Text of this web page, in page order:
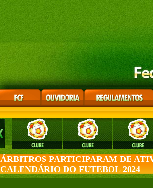
ÁRBITROS PARTICIPARAM DE
CALENDÁRIO DO FUTEBOL 2024